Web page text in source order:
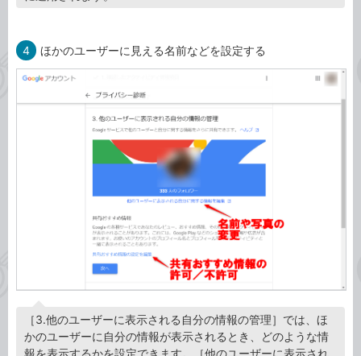
4 ほかのユーザーに見える名前などを設定する
［3.他のユーザーに表示される自分の情報の管理］では、ほ
かのユーザーに自分の情報が表示されるとき、どのような情